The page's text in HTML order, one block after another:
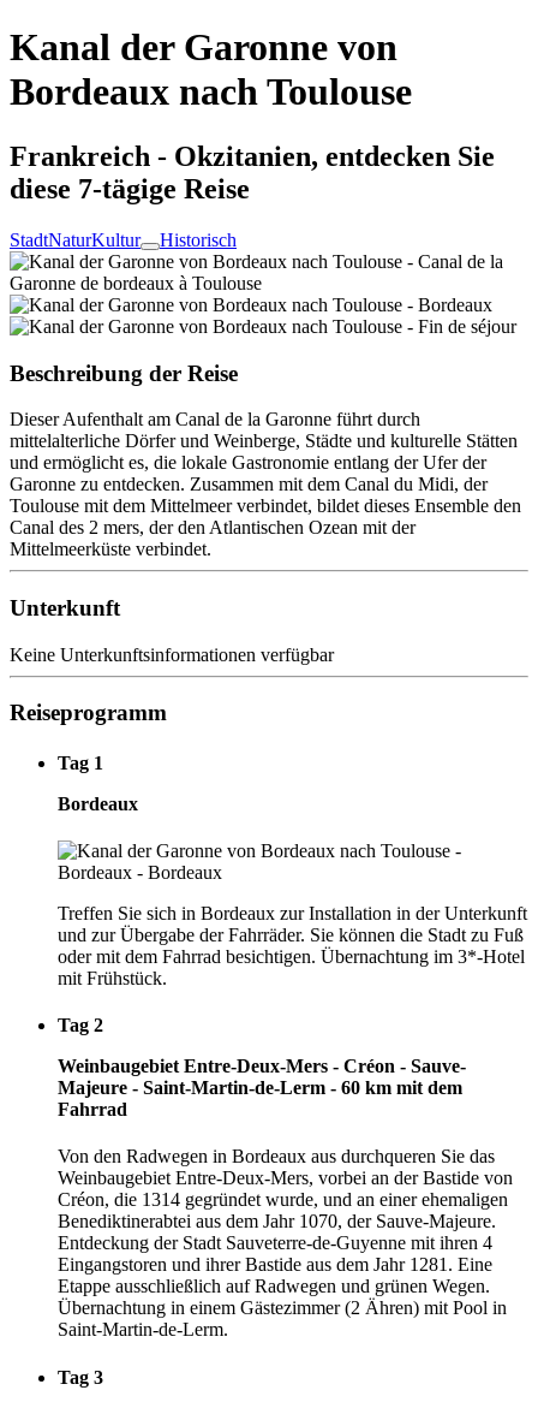
Kanal der Garonne von
Bordeaux nach Toulouse
Frankreich - Okzitanien, entdecken Sie
diese 7-tägige Reise
StadtNaturKultur Historisch
Beschreibung der Reise
Dieser Aufenthalt am Canal de la Garonne führt durch
mittelalterliche Dörfer und Weinberge, Städte und kulturelle Stätten
und ermöglicht es, die lokale Gastronomie entlang der Ufer der
Garonne zu entdecken. Zusammen mit dem Canal du Midi, der
Toulouse mit dem Mittelmeer verbindet, bildet dieses Ensemble den
Canal des 2 mers, der den Atlantischen Ozean mit der
Mittelmeerküste verbindet.
Unterkunft
Keine Unterkunftsinformationen verfügbar
Reiseprogramm
Tag 1
Bordeaux
Treffen Sie sich in Bordeaux zur Installation in der Unterkunft
und zur Übergabe der Fahrräder. Sie können die Stadt zu Fuß
oder mit dem Fahrrad besichtigen. Übernachtung im 3*-Hotel
mit Frühstück.
Tag 2
Weinbaugebiet Entre-Deux-Mers - Créon - Sauve-
Majeure - Saint-Martin-de-Lerm - 60 km mit dem
Fahrrad
Von den Radwegen in Bordeaux aus durchqueren Sie das
Weinbaugebiet Entre-Deux-Mers, vorbei an der Bastide von
Créon, die 1314 gegründet wurde, und an einer ehemaligen
Benediktinerabtei aus dem Jahr 1070, der Sauve-Majeure.
Entdeckung der Stadt Sauveterre-de-Guyenne mit ihren 4
Eingangstoren und ihrer Bastide aus dem Jahr 1281. Eine
Etappe ausschließlich auf Radwegen und grünen Wegen.
Übernachtung in einem Gästezimmer (2 Ähren) mit Pool in
Saint-Martin-de-Lerm.
Tag 3